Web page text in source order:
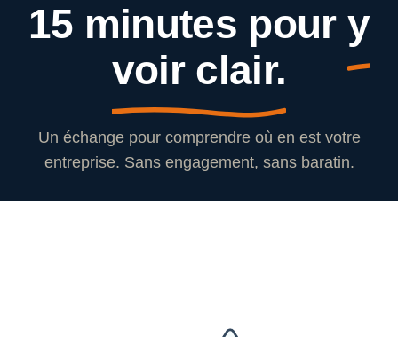
15 minutes pour y
voir clair.
Un échange pour comprendre où en est votre
entreprise. Sans engagement, sans baratin.